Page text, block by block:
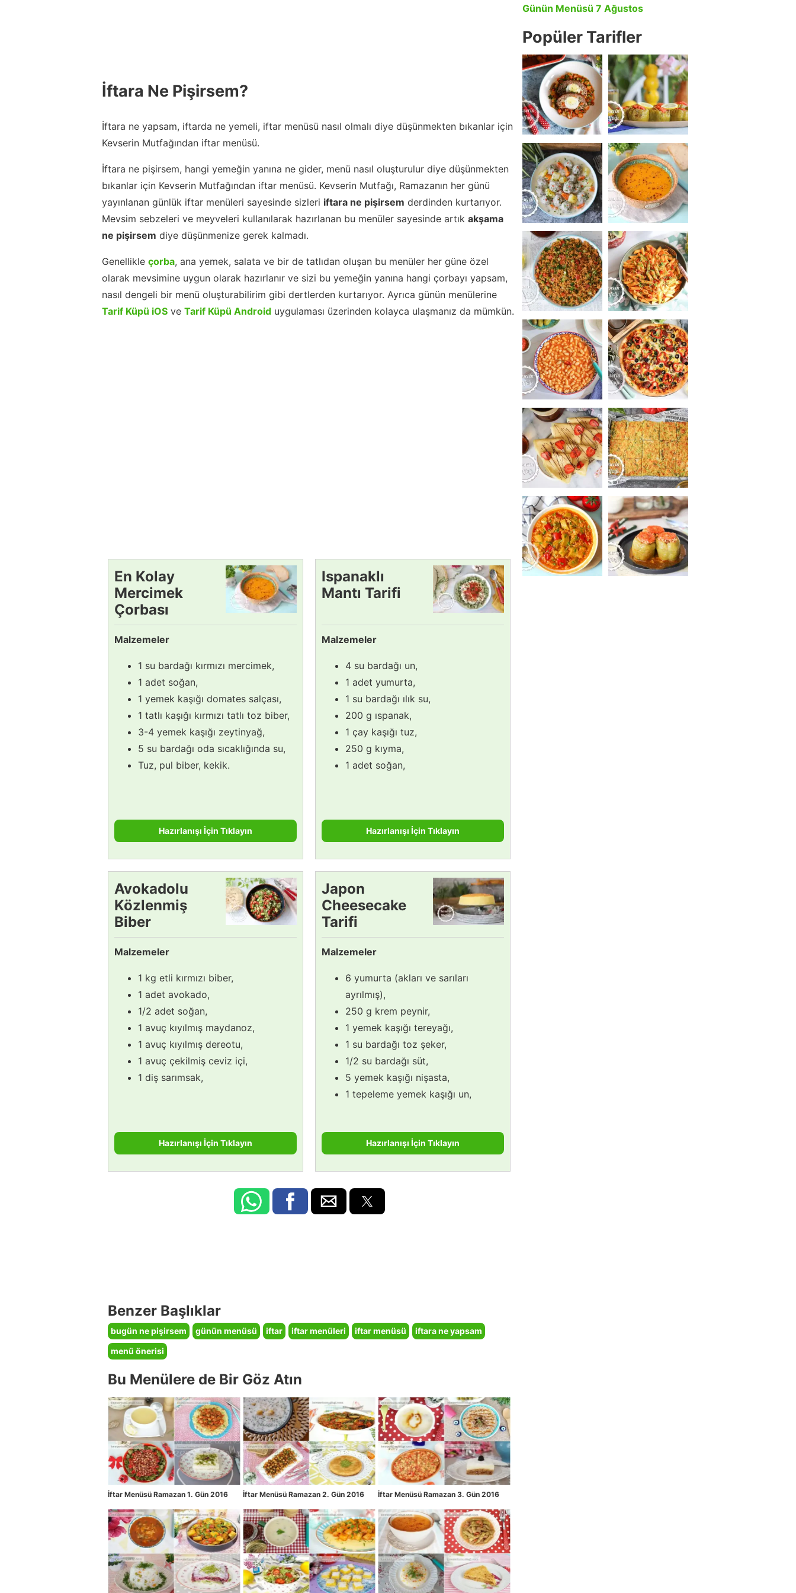
İftara Ne Pişirsem?
İftara ne yapsam, iftarda ne yemeli, iftar menüsü nasıl olmalı diye düşünmekten bıkanlar için
Kevserin Mutfağından iftar menüsü.
İftara ne pişirsem, hangi yemeğin yanına ne gider, menü nasıl oluşturulur diye düşünmekten
bıkanlar için Kevserin Mutfağından iftar menüsü. Kevserin Mutfağı, Ramazanın her günü
yayınlanan günlük iftar menüleri sayesinde sizleri iftara ne pişirsem derdinden kurtarıyor.
Mevsim sebzeleri ve meyveleri kullanılarak hazırlanan bu menüler sayesinde artık akşama
ne pişirsem diye düşünmenize gerek kalmadı.
Genellikle çorba, ana yemek, salata ve bir de tatlıdan oluşan bu menüler her güne özel
olarak mevsimine uygun olarak hazırlanır ve sizi bu yemeğin yanına hangi çorbayı yapsam,
nasıl dengeli bir menü oluşturabilirim gibi dertlerden kurtarıyor. Ayrıca günün menülerine
Tarif Küpü iOS ve Tarif Küpü Android uygulaması üzerinden kolayca ulaşmanız da mümkün.
En Kolay
Mercimek
Çorbası
Tarifi
Malzemeler
1 su bardağı kırmızı mercimek,
1 adet soğan,
1 yemek kaşığı domates salçası,
1 tatlı kaşığı kırmızı tatlı toz biber,
3-4 yemek kaşığı zeytinyağ,
5 su bardağı oda sıcaklığında su,
Tuz, pul biber, kekik.
Hazırlanışı İçin Tıklayın
Ispanaklı
Mantı Tarifi
Malzemeler
4 su bardağı un,
1 adet yumurta,
1 su bardağı ılık su,
200 g ıspanak,
1 çay kaşığı tuz,
250 g kıyma,
1 adet soğan,
Hazırlanışı İçin Tıklayın
Avokadolu
Közlenmiş
Biber
Salatası
Tarifi
Malzemeler
1 kg etli kırmızı biber,
1 adet avokado,
1/2 adet soğan,
1 avuç kıyılmış maydanoz,
1 avuç kıyılmış dereotu,
1 avuç çekilmiş ceviz içi,
1 diş sarımsak,
Hazırlanışı İçin Tıklayın
Japon
Cheesecake
Tarifi
Malzemeler
6 yumurta (akları ve sarıları
ayrılmış),
250 g krem peynir,
1 yemek kaşığı tereyağı,
1 su bardağı toz şeker,
1/2 su bardağı süt,
5 yemek kaşığı nişasta,
1 tepeleme yemek kaşığı un,
Hazırlanışı İçin Tıklayın
Benzer Başlıklar
bugün ne pişirsem günün menüsü iftar iftar menüleri iftar menüsü
iftara ne yapsam
menü önerisi
Bu Menülere de Bir Göz Atın
İftar Menüsü Ramazan 1. Gün 2016 İftar Menüsü Ramazan 2. Gün 2016 İftar Menüsü Ramazan 3. Gün 2016
Günün Menüsü 7 Ağustos
Popüler Tarifler